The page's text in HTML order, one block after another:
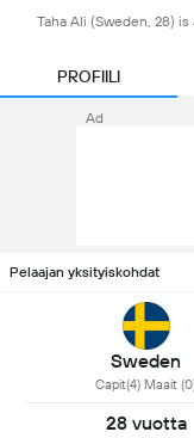
Taha Ali (Sweden, 28)
PROFIILI
Ad
Pelaajan yksityiskohdat
Sweden
Capit(4) Maait
28 vuotta